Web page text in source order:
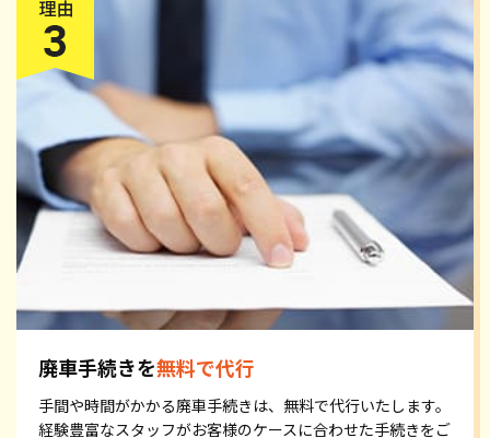
廃車手続きを無料で代行
手間や時間がかかる廃車手続きは、無料で代行いたします。
経験豊富なスタッフがお客様のケースに合わせた手続きをご